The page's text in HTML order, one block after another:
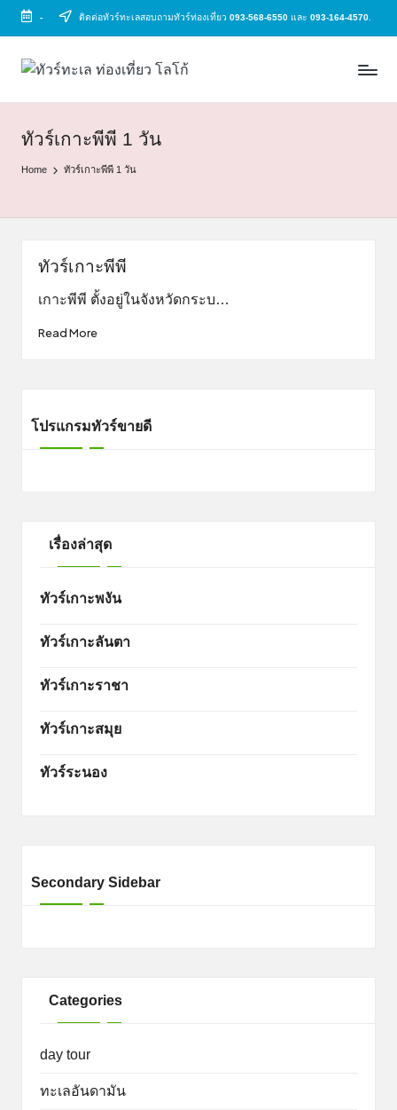
Skip
- ติดต่อทัวร์ทะเลสอบถามทัวร์ท่องเที่ยว093-568-6550 และ093-164-4570
ทั
ว
ร์
ท
เ
ล
ทัวร์
ถูก
|
ทะเล
สวย
ไทย
ทัวร์เกาะพีพี 1 วัน
Home ทัวร์เกาะพีพี 1 วัน
ทัวร์เกาะพีพี
เกาะพีพี ตั้งอยู่ในจังหวัดกระบ…
Read More
โปรแกรมทัวร์ขายดี
เรื่องล่าสุด
ทัวร์เกาะพงัน
ทัวร์เกาะลันตา
ทัวร์เกาะราชา
ทัวร์เกาะสมุย
ทัวร์ระนอง
Secondary Sidebar
Categories
day tour
ทะเลอันดามัน